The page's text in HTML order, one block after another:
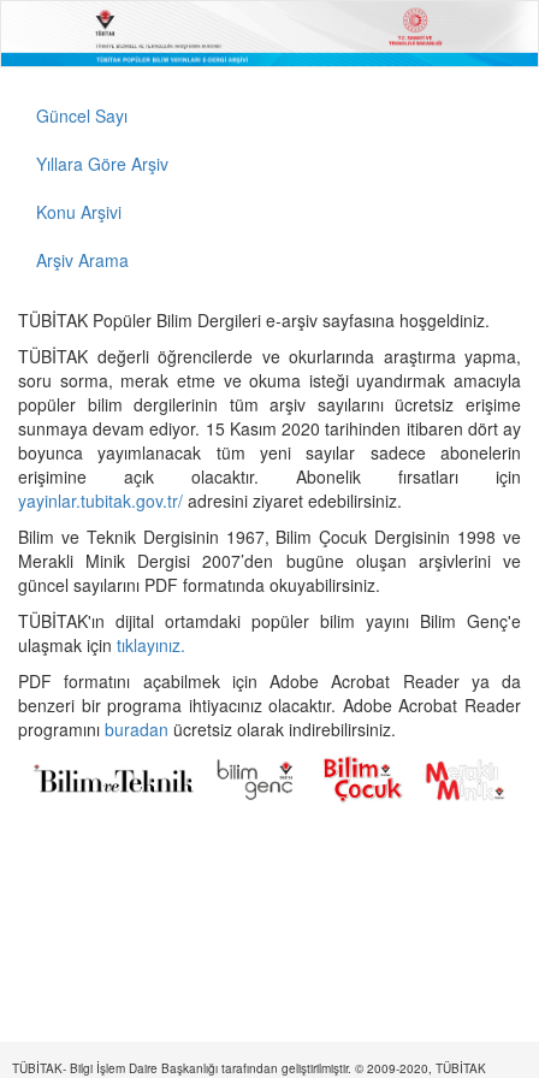
Güncel Sayı
Yıllara Göre Arşiv
Konu Arşivi
Arşiv Arama
TÜBİTAK Popüler Bilim Dergileri e-arşiv sayfasına hoşgeldiniz.
TÜBİTAK değerli öğrencilerde ve okurlarında araştırma yapma,
soru sorma, merak etme ve okuma isteği uyandırmak amacıyla
popüler bilim dergilerinin tüm arşiv sayılarını ücretsiz erişime
sunmaya devam ediyor. 15 Kasım 2020 tarihinden itibaren dört ay
boyunca yayımlanacak tüm yeni sayılar sadece abonelerin
erişimine açık olacaktır. Abonelik fırsatları için
yayinlar.tubitak.gov.tr/ adresini ziyaret edebilirsiniz.
Bilim ve Teknik Dergisinin 1967, Bilim Çocuk Dergisinin 1998 ve
Merakli Minik Dergisi 2007’den bugüne oluşan arşivlerini ve
güncel sayılarını PDF formatında okuyabilirsiniz.
TÜBİTAK'ın dijital ortamdaki popüler bilim yayını Bilim Genç'e
ulaşmak için tıklayınız.
PDF formatını açabilmek için Adobe Acrobat Reader ya da
benzeri bir programa ihtiyacınız olacaktır. Adobe Acrobat Reader
programını buradan ücretsiz olarak indirebilirsiniz.
TÜBİTAK- Bilgi İşlem Daire Başkanlığı tarafından geliştirilmiştir. © 2009-2020, TÜBİTAK